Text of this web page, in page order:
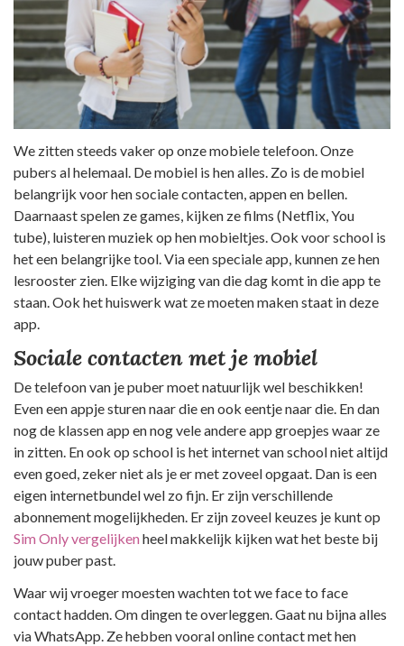
We zitten steeds vaker op onze mobiele telefoon. Onze
pubers al helemaal. De mobiel is hen alles. Zo is de mobiel
belangrijk voor hen sociale contacten, appen en bellen.
Daarnaast spelen ze games, kijken ze films (Netflix, You
tube), luisteren muziek op hen mobieltjes. Ook voor school is
het een belangrijke tool. Via een speciale app, kunnen ze hen
lesrooster zien. Elke wijziging van die dag komt in die app te
staan. Ook het huiswerk wat ze moeten maken staat in deze
app.
Sociale contacten met je mobiel
De telefoon van je puber moet natuurlijk wel beschikken!
Even een appje sturen naar die en ook eentje naar die. En dan
nog de klassen app en nog vele andere app groepjes waar ze
in zitten. En ook op school is het internet van school niet altijd
even goed, zeker niet als je er met zoveel opgaat. Dan is een
eigen internetbundel wel zo fijn. Er zijn verschillende
abonnement mogelijkheden. Er zijn zoveel keuzes je kunt op
Sim Only vergelijkenheel makkelijk kijken wat het beste bij
jouw puber past.
Waar wij vroeger moesten wachten tot we face to face
contact hadden. Om dingen te overleggen. Gaat nu bijna alles
via WhatsApp. Ze hebben vooral online contact met hen